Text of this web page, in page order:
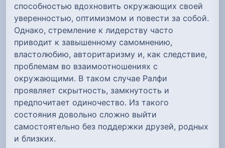
способностью вдохновить окружающих своей
уверенностью, оптимизмом и повести за собой.
Однако, стремление к лидерству часто
приводит к завышенному самомнению,
властолюбию, авторитаризму и, как следствие,
проблемам во взаимоотношениях с
окружающими. В таком случае Ралфи
проявляет скрытность, замкнутость и
предпочитает одиночество. Из такого
состояния довольно сложно выйти
самостоятельно без поддержки друзей, родных
и близких.